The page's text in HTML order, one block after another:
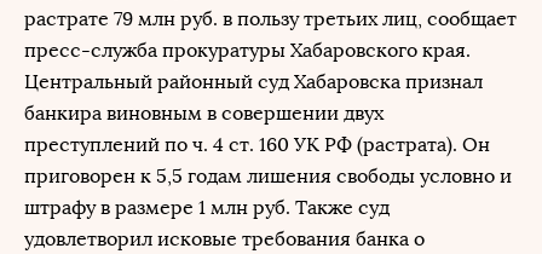
растрате 79 млн руб. в пользу третьих лиц, сообщает
пресс-служба прокуратуры Хабаровского края.
Центральный районный суд Хабаровска признал
банкира виновным в совершении двух
преступлений по ч. 4 ст. 160 УК РФ (растрата). Он
приговорен к 5,5 годам лишения свободы условно и
штрафу в размере 1 млн руб. Также суд
удовлетворил исковые требования банка о